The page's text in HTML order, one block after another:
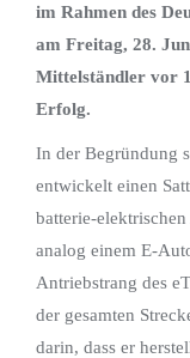
im Rahmen des
am Freitag, 28.
Mittelständler vor
Erfolg.
In der Begründung
entwickelt einen
batterie-
analog einem E-
Antriebstrang des
der gesamten
darin, dass er